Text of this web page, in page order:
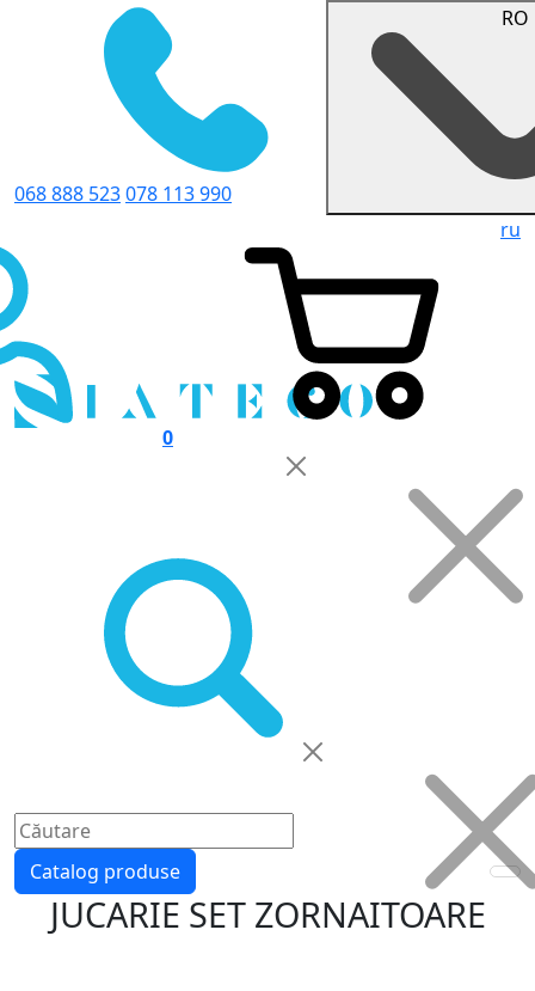
068 888 523078 113 990
ru
0
Catalog produse
JUCARIE SET ZORNAITOARE